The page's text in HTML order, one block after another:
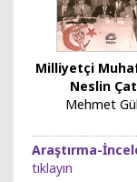
Milliyetçi
Neslin
Mehmet
Araştırma-
tıklayın